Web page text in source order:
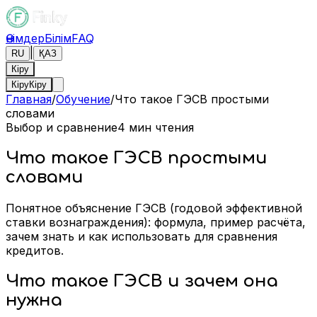
ӨнімдерБілімFAQ
RU
ҚАЗ
Кіру
КіруКіру
Главная/Обучение/Что такое ГЭСВ простыми
словами
Выбор и сравнение4 мин чтения
Что такое ГЭСВ простыми
словами
Понятное объяснение ГЭСВ (годовой эффективной
ставки вознаграждения): формула, пример расчёта,
зачем знать и как использовать для сравнения
кредитов.
Что такое ГЭСВ и зачем она
нужна